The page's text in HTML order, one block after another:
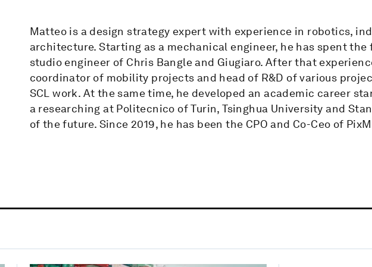
Matteo is a design strategy expert with experience in robotics,
architecture. Starting as a mechanical engineer, he has spent
studio engineer of Chris Bangle and Giugiaro. After that
coordinator of mobility projects and head of R&D of various
SCL work. At the same time, he developed an academic career
a researching at Politecnico of Turin, Tsinghua University and
of the future. Since 2019, he has been the CPO and Co-Ceo of